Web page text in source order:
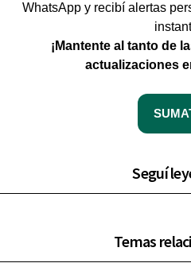
WhatsApp y recibí alertas
¡Mantente al tanto de
actualizaciones
Seguí
Temas